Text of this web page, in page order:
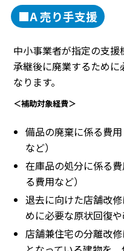
■A 売り手支援
中小事業者が指定の支
承継後に廃業するために
なります。
＜補助対象経費＞
備品の廃棄に係る費
など）
在庫品の処分に係る
る費用など）
退去に向けた店舗改
めに必要な原状回復や
店舗兼住宅の分離改